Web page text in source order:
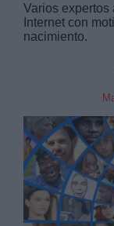
Varios
Internet con
nacimiento.
Legitimación:
Destinatarios:
Derechos: